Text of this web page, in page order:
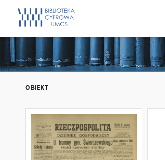
OBIEKT